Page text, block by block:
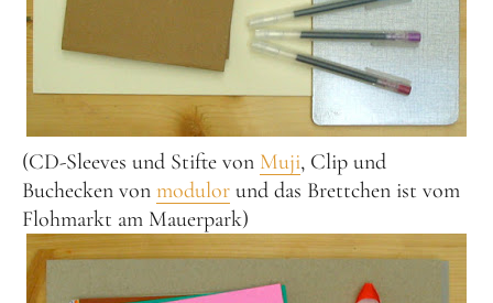
(CD-Sleeves und Stifte von Muji, Clip und
Buchecken von modulor und das Brettchen ist vom
Flohmarkt am Mauerpark)